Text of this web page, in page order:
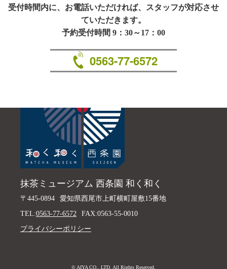
受付時間内に、お電話いただければ、スタッフが対応させ
ていただきます。
予約受付時間 9：30～17：00
0563-77-6572
抹茶ミュージアム 西条園 和く和く
〒445-0894
愛知県西尾市上町横町屋敷15番地
TEL:0563-77-6572
FAX:0563-55-0010
プライバシーポリシー
© AIYA CO., LTD. All Rights Reserved.